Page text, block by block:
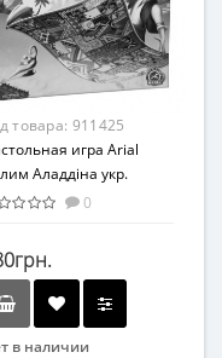
товара: 911425
игра Arial
Аладдіна укр.
0
в наличии